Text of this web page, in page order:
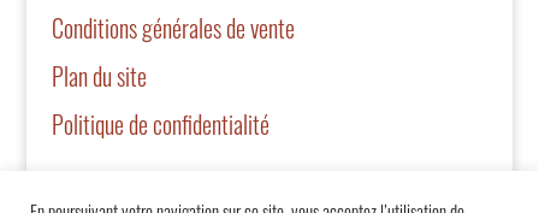
Conditions générales de vente
Plan du site
Politique de confidentialité